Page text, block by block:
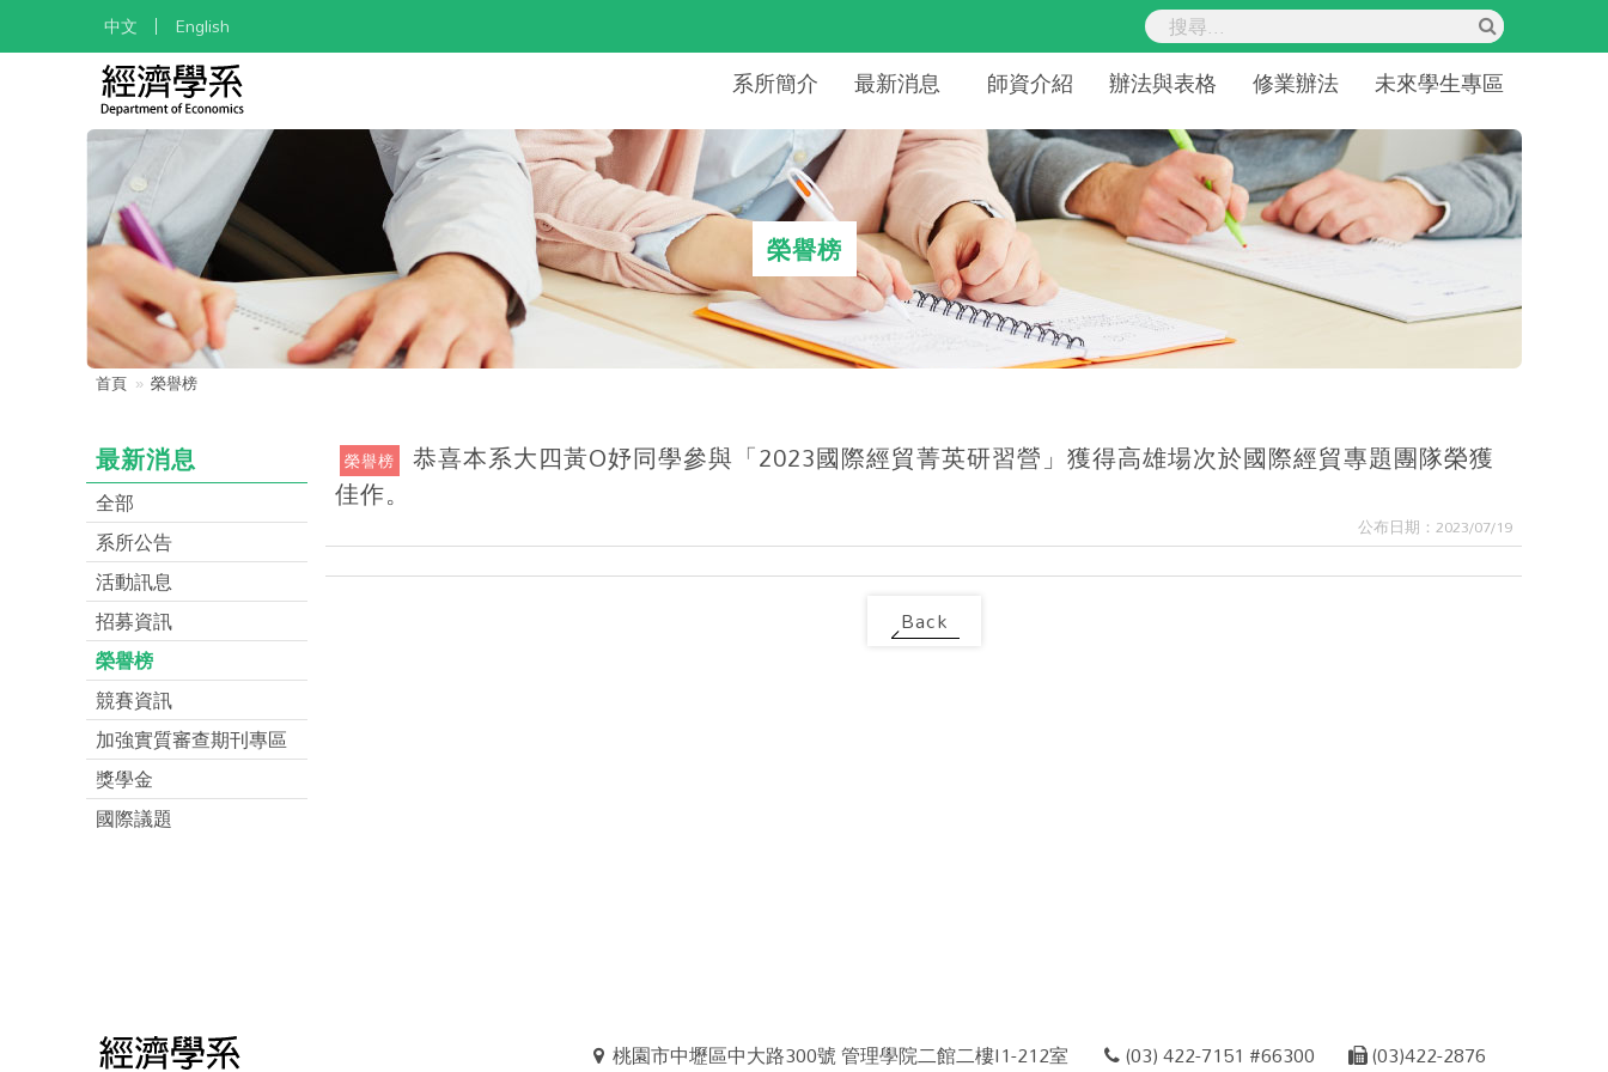
中文 English
系所簡介 最新消息 師資介紹 辦法與表格 修業辦法 未來學生專區
榮譽榜
首頁 榮譽榜
最新消息
全部
系所公告
活動訊息
招募資訊
榮譽榜
競賽資訊
加強實質審查期刊專區
獎學金
國際議題
榮譽榜 恭喜本系大四黃O妤同學參與「2023國際經貿菁英研習營」獲得高雄場次於國際經貿專題團隊榮獲
佳作。
公布日期：2023/07/19
Back
桃園市中壢區中大路300號 管理學院二館二樓I1-212室 (03) 422-7151 #66300 (03)422-2876